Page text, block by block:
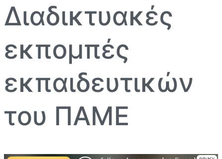
Διαδικτυακές
εκπομπές
εκπαιδευτικών
του ΠΑΜΕ